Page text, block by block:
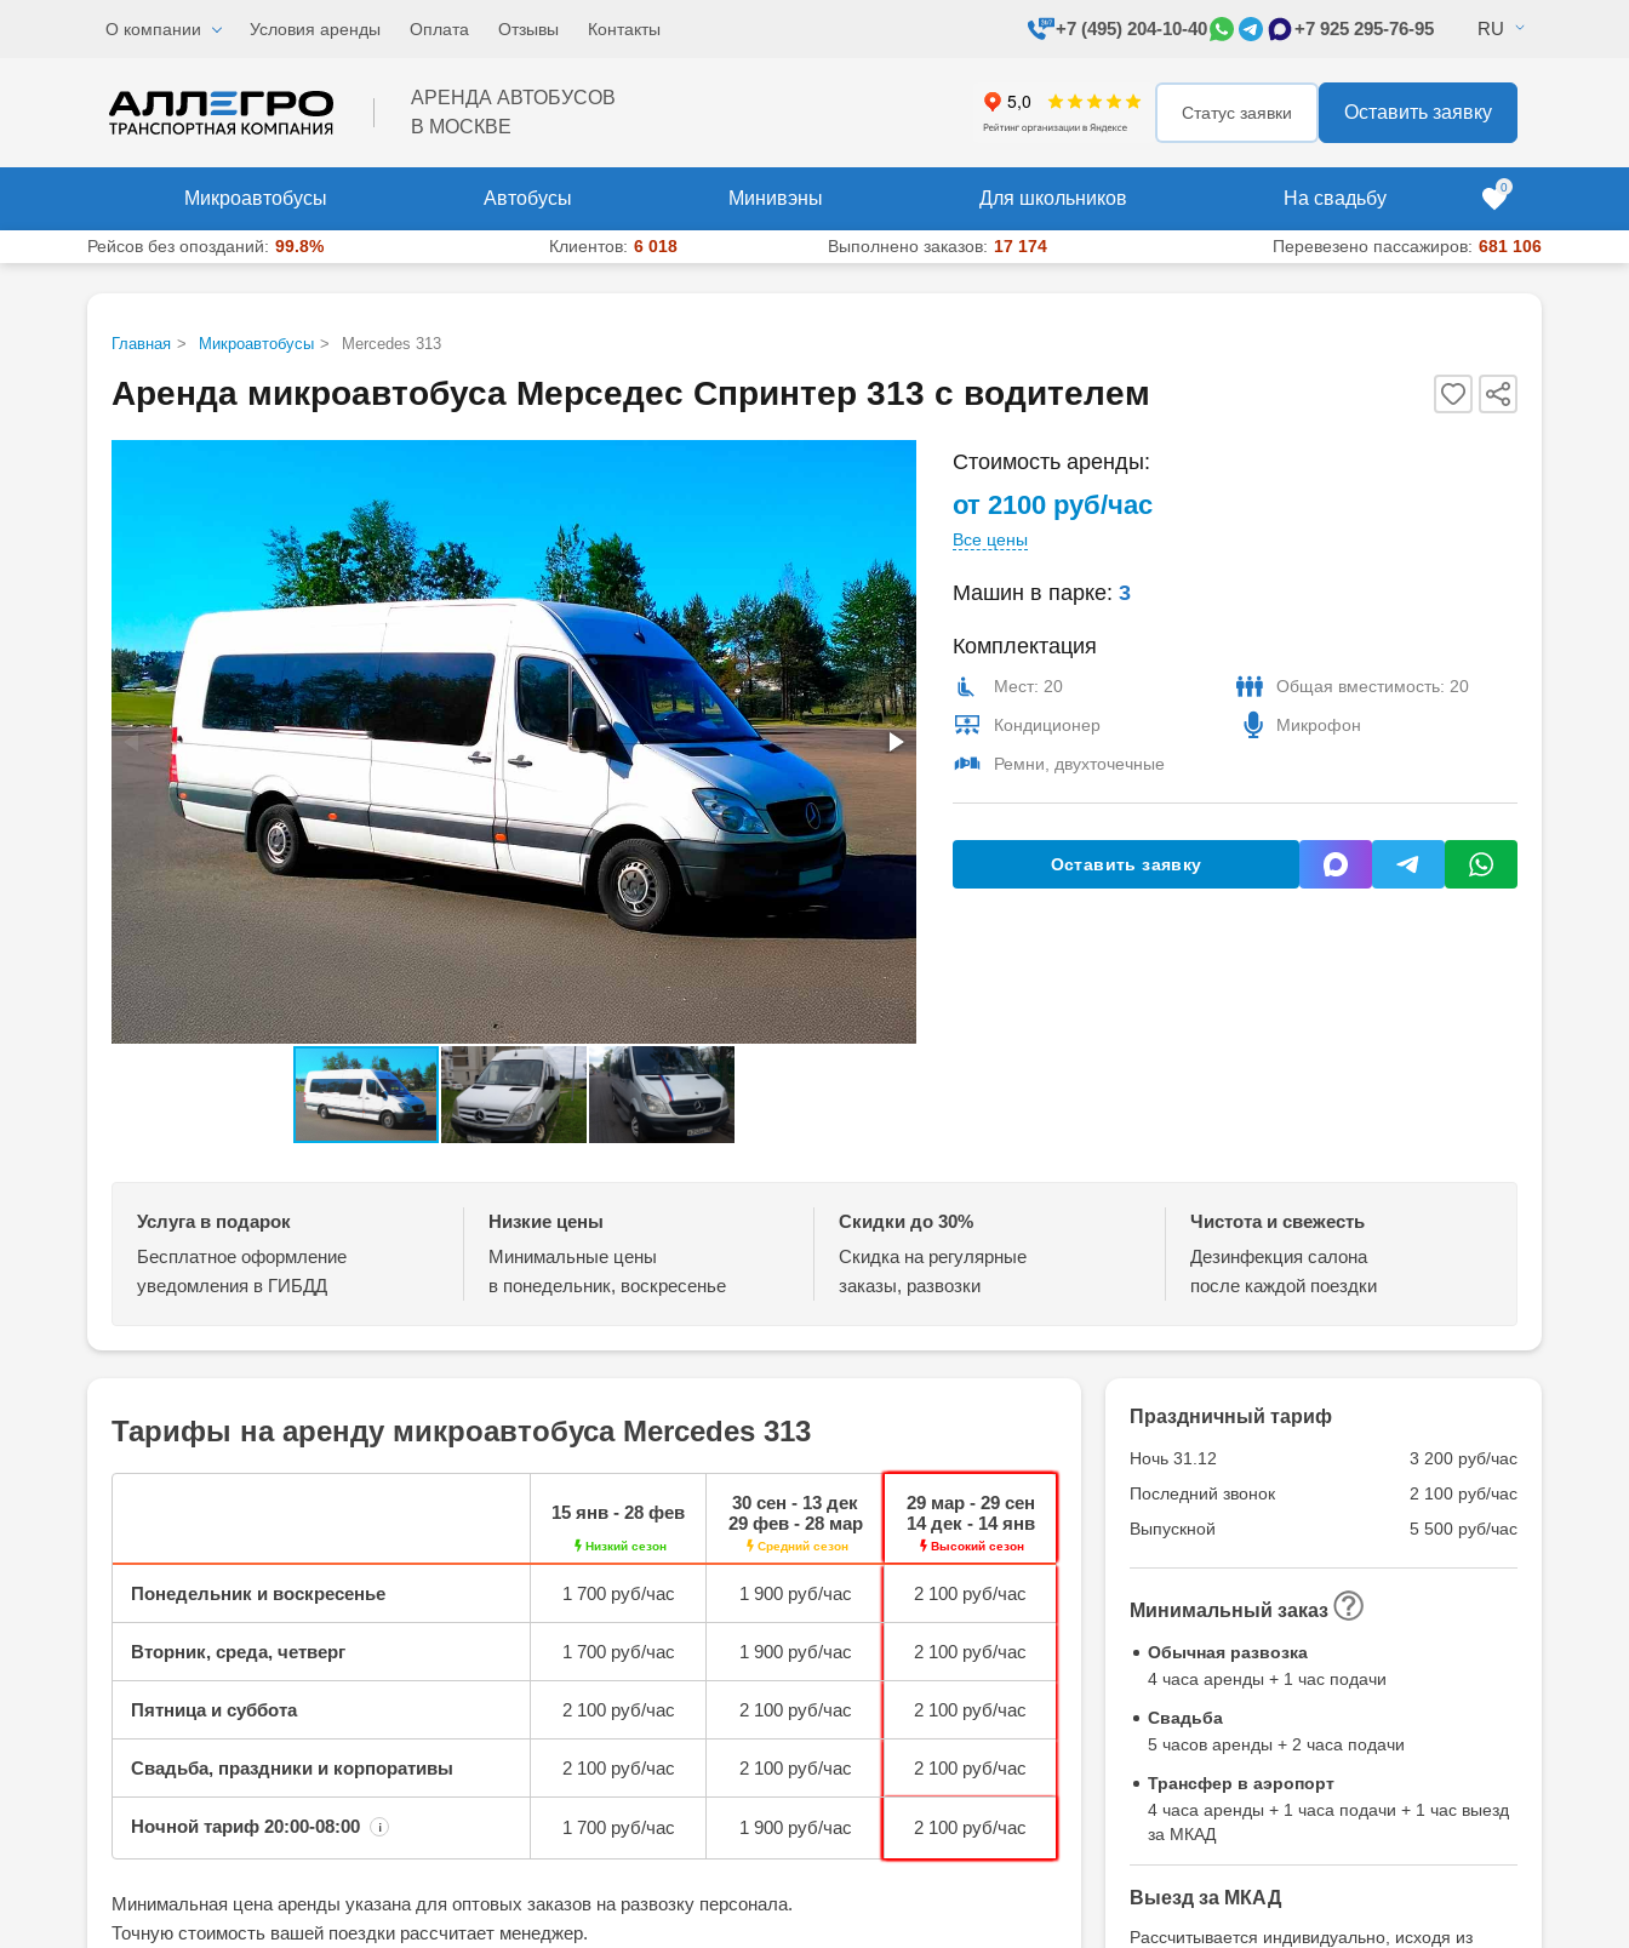
О компании Условия аренды Оплата Отзывы Контакты +7 (495) 204-10-40 +7 925 295-76-95 RU
АРЕНДА АВТОБУСОВ
В МОСКВЕ
Статус заявки Оставить заявку
Микроавтобусы Автобусы Минивэны Для школьников На свадьбу
0
Рейсов без опозданий: 99.8% Клиентов: 6 018 Выполнено заказов: 17 174 Перевезено пассажиров: 681 106
Меню Звоните , мы работаем
+7 (925) 295-76-95 Оставить заявку
Главная > Микроавтобусы > Mercedes 313
Аренда микроавтобуса Мерседес Спринтер 313 с водителем
Стоимость аренды:
от 2100 руб/час
Все цены
Машин в парке:3
Комплектация
Мест: 20
Общая вместимость: 20
Кондиционер
Микрофон
Ремни, двухточечные
Оставить заявку
Услуга в подарок
Бесплатное оформление
уведомления в ГИБДД
Низкие цены
Минимальные цены
в понедельник, воскресенье
Скидки до 30%
Скидка на регулярные
заказы, развозки
Чистота и свежесть
Дезинфекция салона
после каждой поездки
Тарифы на аренду микроавтобуса Mercedes 313
15 янв - 28 фев
Низкий сезон
30 сен - 13 дек
29 фев - 28 мар
Средний сезон
29 мар - 29 сен
14 дек - 14 янв
Высокий сезон
Понедельник и воскресенье 1 700 руб/час 1 900 руб/час 2 100 руб/час
Вторник, среда, четверг 1 700 руб/час 1 900 руб/час 2 100 руб/час
Пятница и суббота 2 100 руб/час 2 100 руб/час 2 100 руб/час
Свадьба, праздники и корпоративы 2 100 руб/час 2 100 руб/час 2 100 руб/час
Ночной тариф 20:00-08:00 ¡ 1 700 руб/час 1 900 руб/час 2 100 руб/час
Минимальная цена аренды указана для оптовых заказов на развозку персонала.
Точную стоимость вашей поездки рассчитает менеджер.
Праздничный тариф
Ночь 31.12
3 200 руб/час
Последний звонок
2 100 руб/час
Выпускной
5 500 руб/час
Минимальный заказ
Обычная развозка
4 часа аренды + 1 час подачи
Свадьба
5 часов аренды + 2 часа подачи
Трансфер в аэропорт
4 часа аренды + 1 часа подачи + 1 час выезд
за МКАД
Выезд за МКАД
Рассчитывается индивидуально, исходя из